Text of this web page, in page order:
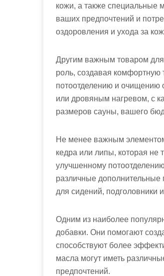
кожи, а также специальные
ваших предпочтений и
оздоровления и ухода за
Другим важным товаром для
роль, создавая комфортную
потоотделению и очищению
или дровяным нагревом, с
размеров сауны, вашего
Не менее важным
кедра или липы, которая не
улучшенному
различные дополнительные
для сидений, подголовники и
Одним из наиболее
добавки. Они помогают
способствуют более
масла могут иметь
предпочтений.